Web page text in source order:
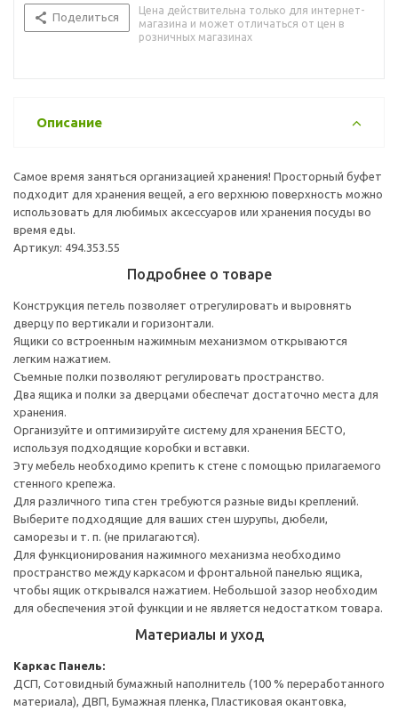
Поделиться
Цена действительна только для интернет-
магазина и может отличаться от цен в
розничных магазинах
Описание
Самое время заняться организацией хранения! Просторный буфет
подходит для хранения вещей, а его верхнюю поверхность можно
использовать для любимых аксессуаров или хранения посуды во
время еды.
Артикул: 494.353.55
Подробнее о товаре
Конструкция петель позволяет отрегулировать и выровнять
дверцу по вертикали и горизонтали.
Ящики со встроенным нажимным механизмом открываются
легким нажатием.
Съемные полки позволяют регулировать пространство.
Два ящика и полки за дверцами обеспечат достаточно места для
хранения.
Организуйте и оптимизируйте систему для хранения БЕСТО,
используя подходящие коробки и вставки.
Эту мебель необходимо крепить к стене с помощью прилагаемого
стенного крепежа.
Для различного типа стен требуются разные виды креплений.
Выберите подходящие для ваших стен шурупы, дюбели,
саморезы и т. п. (не прилагаются).
Для функционирования нажимного механизма необходимо
пространство между каркасом и фронтальной панелью ящика,
чтобы ящик открывался нажатием. Небольшой зазор необходим
для обеспечения этой функции и не является недостатком товара.
Материалы и уход
Каркас Панель:
ДСП, Сотовидный бумажный наполнитель (100 % переработанного
материала), ДВП, Бумажная пленка, Пластиковая окантовка,